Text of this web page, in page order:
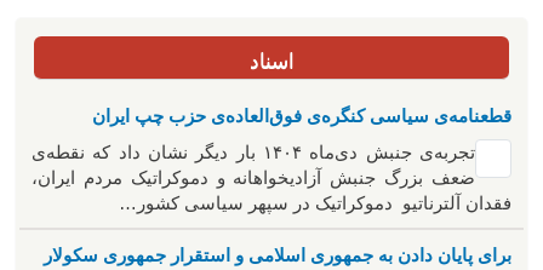
اسناد
قطعنامه‌ی سیاسی کنگره‌ی فوق‌العاده‌ی حزب چپ ایران
تجربه‌ی جنبش دی‌ماه ۱۴۰۴ بار دیگر نشان داد که نقطه‌ی
ضعف بزرگ جنبش آزادیخواهانه و دموکراتیک مردم ایران،
فقدان آلترناتیو دموکراتیک در سپهر سیاسی کشور…
برای پایان دادن به جمهوری اسلامی و استقرار جمهوری سکولار